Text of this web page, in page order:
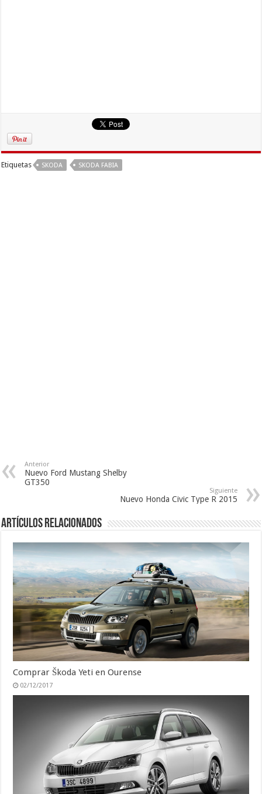
Etiquetas SKODA SKODA FABIA
Anterior
Nuevo Ford Mustang Shelby
GT350
Siguiente
Nuevo Honda Civic Type R 2015
Artículos Relacionados
Comprar Škoda Yeti en Ourense
02/12/2017